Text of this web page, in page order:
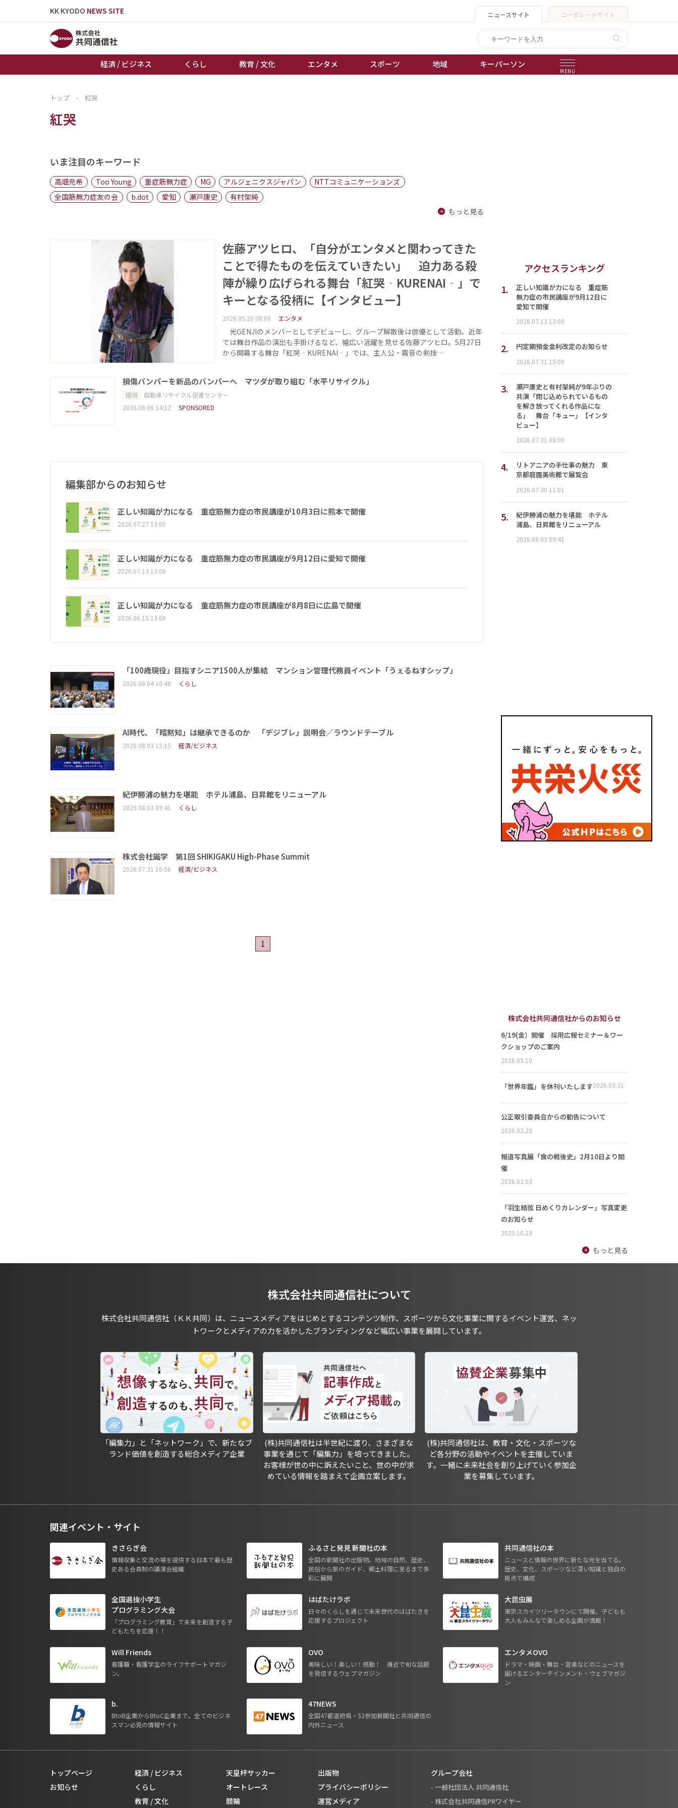
KK KYODO NEWS SITE ニュースサイト コーポレートサイト
経済 / ビジネス くらし 教育 / 文化 エンタメ スポーツ 地域 キーパーソン
MENU
地域
キーパーソン
棋王戦
トップ › 紅哭
紅哭
いま注目のキーワード
高畑充希 Too Young 重症筋無力症 MG アルジェニクスジャパン
NTTコミュニケーションズ
全国筋無力症友の会
b.dot 愛知 瀬戸康史
有村架純
もっと見る
佐藤アツヒロ、「自分がエンタメと関わってきた
ことで得たものを伝えていきたい」 迫力ある殺
陣が繰り広げられる舞台「紅哭‐KURENAI‐」で
キーとなる役柄に【インタビュー】
2026.05.20 08:00 エンタメ
光GENJIのメンバーとしてデビューし、グループ解散後は俳優として活動。近年
では舞台作品の演出も手掛けるなど、幅広い活躍を見せる佐藤アツヒロ。5月27日
から開幕する舞台「紅哭‐KURENAI‐」では、主人公・霧音の剣技…
損傷バンパーを新品のバンパーへ マツダが取り組む「水平リサイクル」
提供
自動車リサイクル促進センター
2026.08.06 14:12
SPONSORED
編集部からのお知らせ
正しい知識が力になる 重症筋無力症の市民講座が10月3日に熊本で開催
2026.07.27 13:00
正しい知識が力になる 重症筋無力症の市民講座が9月12日に愛知で開催
2026.07.13 13:00
正しい知識が力になる 重症筋無力症の市民講座が8月8日に広島で開催
2026.06.15 13:00
「100歳現役」目指すシニア1500人が集結 マンション管理代務員イベント「うぇるねすシップ」
2026.08.04 10:48 くらし
AI時代、「暗黙知」は継承できるのか 「デジブレ」説明会／ラウンドテーブル
2026.08.03 15:15 経済/ビジネス
紀伊勝浦の魅力を堪能 ホテル浦島、日昇館をリニューアル
2026.08.03 09:41 くらし
株式会社識学 第1回 SHIKIGAKU High-Phase Summit
2026.07.31 16:56 経済/ビジネス
1
アクセスランキング
1.
正しい知識が力になる 重症筋
無力症の市民講座が9月12日に
愛知で開催
2026.07.13 13:00
2. 円定期預金金利改定のお知らせ
2026.07.31 15:00
3.
瀬戸康史と有村架純が9年ぶりの
共演「閉じ込められているもの
を解き放ってくれる作品にな
る」 舞台「キュー」【インタ
ビュー】
2026.07.31 08:00
4.
リトアニアの手仕事の魅力 東
京都庭園美術館で展覧会
2026.07.30 11:01
5.
紀伊勝浦の魅力を堪能 ホテル
浦島、日昇館をリニューアル
2026.08.03 09:41
株式会社共同通信社からのお知らせ
6/19(金）開催 採用広報セミナー＆ワー
クショップのご案内
2026.05.10
「世界年鑑」を休刊いたします2026.03.31
公正取引委員会からの勧告について
2026.02.25
報道写真展「食の戦後史」2月10日より開
催
2026.02.03
「羽生結弦 日めくりカレンダー」写真変更
のお知らせ
2025.10.23
もっと見る
株式会社共同通信社について
株式会社共同通信社（ＫＫ共同）は、ニュースメディアをはじめとするコンテンツ制作、スポーツから文化事業に関するイベント運営、ネッ
トワークとメディアの力を活かしたブランディングなど幅広い事業を展開しています。
「編集力」と「ネットワーク」で、新たなブ
ランド価値を創造する総合メディア企業
(株)共同通信社は半世紀に渡り、さまざまな
事業を通じて「編集力」を培ってきました。
お客様が世の中に訴えたいこと、世の中が求
めている情報を踏まえて企画立案します。
(株)共同通信社は、教育・文化・スポーツな
ど各分野の活動やイベントを主催していま
す。一緒に未来社会を創り上げていく参加企
業を募集しています。
関連イベント・サイト
きさらぎ会
情報収集と交流の場を提供する日本で最も歴
史ある会員制の講演会組織
ふるさと発見 新聞社の本
全国の新聞社の出版物。地域の自然、歴史、
民俗から旅のガイド、郷土料理に至るまで多
彩に展開
共同通信社の本
ニュースと情報の世界に新たな光を当てる。
歴史、文化、スポーツなど深い知識と独自の
視点で構成
全国選抜小学生
プログラミング大会
「プログラミング教育」で未来を創造する子
どもたちを応援！！
はばたけラボ
日々のくらしを通じて未来世代のはばたきを
応援するプロジェクト
大昆虫展
東京スカイツリータウンにて開催。子どもも
大人もみんなで楽しめる企画が満載！
Will Friends
看護職・看護学生のライフサポートマガジ
ン。
OVO
美味しい！楽しい！感動！ 身近で旬な話題
を発信するウェブマガジン
エンタメOVO
ドラマ・映画・舞台・音楽などのニュースを
届けるエンターテインメント・ウェブマガジ
ン
b.
BtoB企業からBtoC企業まで。全てのビジネ
スマン必見の情報サイト
47NEWS
全国47都道府県・52参加新聞社と共同通信の
内外ニュース
トップページ
お知らせ
経済 / ビジネス
くらし
教育 / 文化
天皇杯サッカー
オートレース
競輪
出版物
プライバシーポリシー
運営メディア
グループ会社
- 一般社団法人 共同通信社
- 株式会社共同通信PRワイヤー